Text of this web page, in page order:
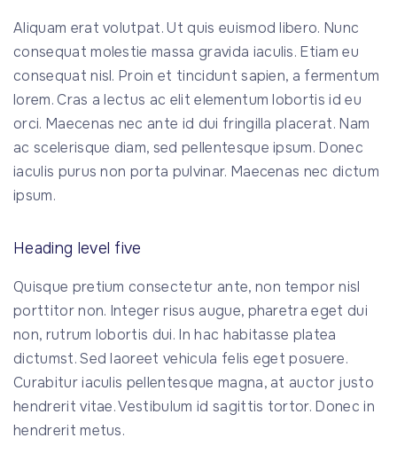
Aliquam erat volutpat. Ut quis euismod libero. Nunc
consequat molestie massa gravida iaculis. Etiam eu
consequat nisl. Proin et tincidunt sapien, a fermentum
lorem. Cras a lectus ac elit elementum lobortis id eu
orci. Maecenas nec ante id dui fringilla placerat. Nam
ac scelerisque diam, sed pellentesque ipsum. Donec
iaculis purus non porta pulvinar. Maecenas nec dictum
ipsum.
Heading level five
Quisque pretium consectetur ante, non tempor nisl
porttitor non. Integer risus augue, pharetra eget dui
non, rutrum lobortis dui. In hac habitasse platea
dictumst. Sed laoreet vehicula felis eget posuere.
Curabitur iaculis pellentesque magna, at auctor justo
hendrerit vitae. Vestibulum id sagittis tortor. Donec in
hendrerit metus.